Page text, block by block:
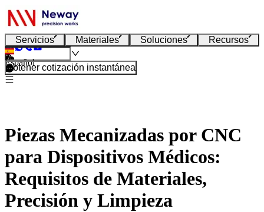
Servicios Materiales Soluciones Recursos
Español
Obtener cotización instantánea
Piezas Mecanizadas por CNC
para Dispositivos Médicos:
Requisitos de Materiales,
Precisión y Limpieza